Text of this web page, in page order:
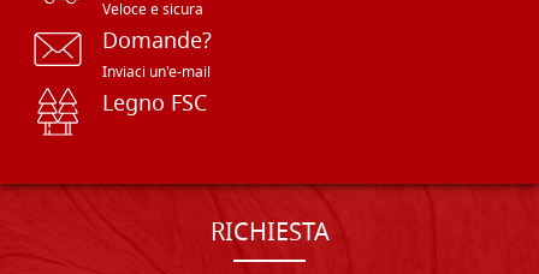
Veloce e sicura
Domande?
Inviaci un'e-mail
Legno FSC
RICHIESTA